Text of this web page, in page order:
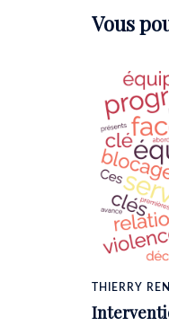
Vous
THIERRY